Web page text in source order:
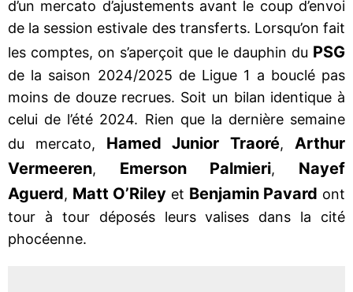
d’un mercato d’ajustements avant le coup d’envoi
de la session estivale des transferts. Lorsqu’on fait
les comptes, on s’aperçoit que le dauphin du PSG
de la saison 2024/2025 de Ligue 1 a bouclé pas
moins de douze recrues. Soit un bilan identique à
celui de l’été 2024. Rien que la dernière semaine
du mercato, Hamed Junior Traoré, Arthur
Vermeeren, Emerson Palmieri, Nayef
Aguerd, Matt O’Riley et Benjamin Pavard ont
tour à tour déposés leurs valises dans la cité
phocéenne.